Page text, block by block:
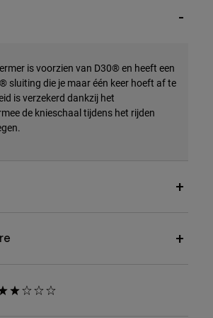
is voorzien van D30® en heeft een
sluiting die je maar één keer hoeft af te
is verzekerd dankzij het
de knieschaal tijdens het rijden